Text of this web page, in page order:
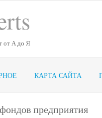
от А до Я
КАРТА САЙТА
предприятия